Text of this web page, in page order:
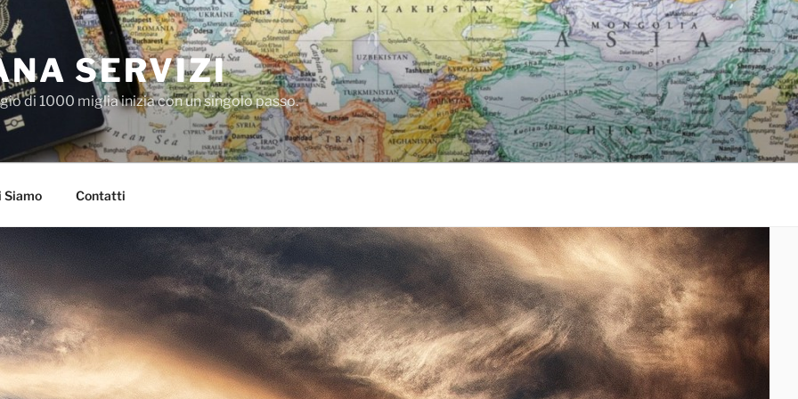
SERVIZI
di 1000 miglia inizia con un singolo passo.
Siamo Contatti